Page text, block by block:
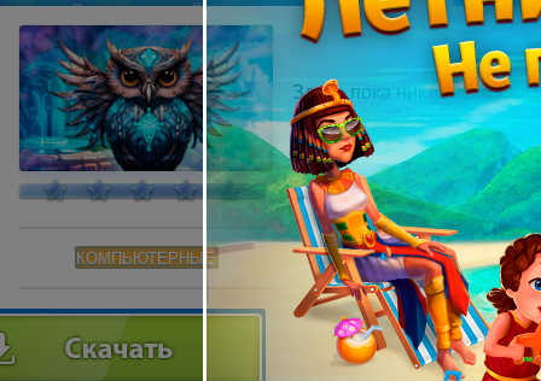
КОМПЬЮТЕРНЫЕ
Здесь пока никто не писал